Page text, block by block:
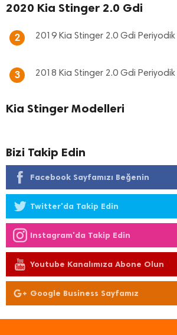
2020 Kia Stinger 2.0 Gdi
2 2019 Kia Stinger 2.0 Gdi Periyodik
3 2018 Kia Stinger 2.0 Gdi Periyodik
Kia Stinger Modelleri
Bizi Takip Edin
Facebook Sayfamızı Beğenin
Twitter'da Takip Edin
Instagram'da Takip Edin
Youtube Kanalımıza Abone Olun
Google Business Sayfamız